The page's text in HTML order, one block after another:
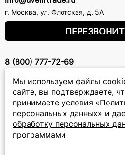
Мы используем файлы
сайте, вы подтверждаете,
принимаете условия
персональных данных» и
обработку персональных
программами
г. Москва, ул. Флотская, д. 5А
8 (800) 777-72-69
ПОДПИСКА НА РАССЫЛКУ
Подписываясь на рассылку, вы
и